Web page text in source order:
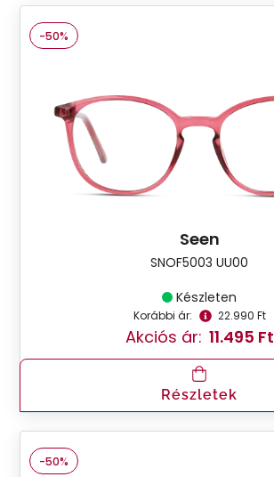
-50%
Seen
SNOF5003 UU00
Készleten
Korábbi ár: 22.990 Ft
Akciós ár: 11.495 Ft
Részletek
-50%